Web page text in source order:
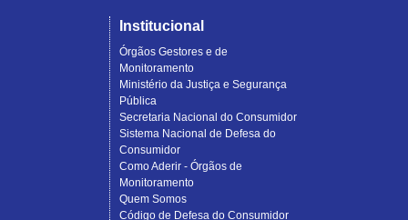
Institucional
Órgãos Gestores e de
Monitoramento
Ministério da Justiça e Segurança
Pública
Secretaria Nacional do Consumidor
Sistema Nacional de Defesa do
Consumidor
Como Aderir - Órgãos de
Monitoramento
Quem Somos
Código de Defesa do Consumidor